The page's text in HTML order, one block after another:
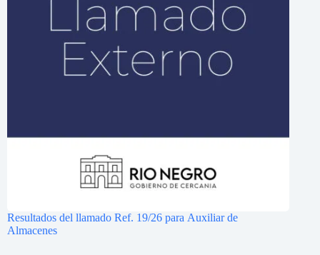
Resultados del llamado Ref. 19/26 para Auxiliar de
Almacenes